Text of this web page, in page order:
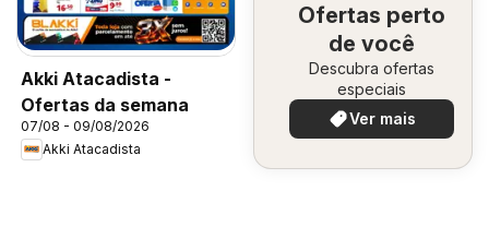
Akki Atacadista -
Ofertas da semana
07/08 - 09/08/2026
Akki Atacadista
Ofertas perto
de você
Descubra ofertas
especiais
Ver mais